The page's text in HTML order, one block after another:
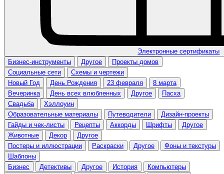
Электронные сертификаты
Бизнес-инструменты
Другое
Проекты домов
Социальные сети
Схемы и чертежи
Новый Год
День Рождения 23 февраля
8 марта
Вечеринка
День всех влюбленных Другое
Пасха
Свадьба
Хэллоуин
Образовательные материалы
Путеводители
Дизайн-проекты
Гайды и чек-листы
Рецепты Аккорды Шрифты
Другое
Животные
Декор
Другое
Постеры и иллюстрации
Раскраски Другое
Фоны и текстуры
Шаблоны
Бизнес
Детективы Другое История
Компьютеры